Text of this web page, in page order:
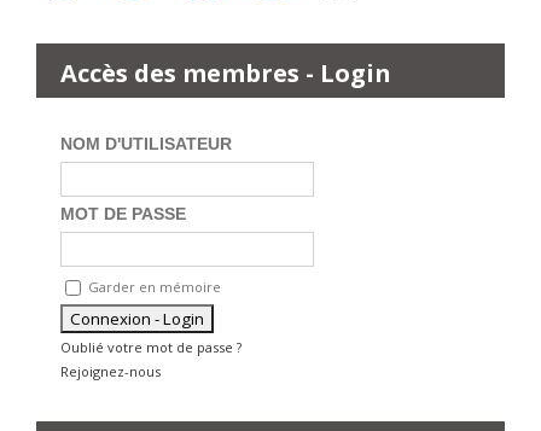
Accès des membres - Login
NOM D'UTILISATEUR
MOT DE PASSE
Garder en mémoire
Oublié votre mot de passe ?
Rejoignez-nous